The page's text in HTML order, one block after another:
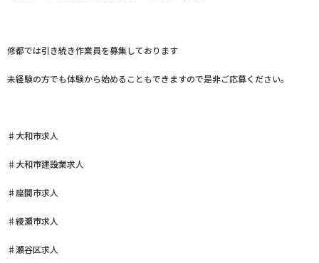
修都では引き続き作業員を募集しております
未経験の方でも体験から始めることもできますので是非ご応募ください。
♯大和市求人
♯大和市建設業求人
♯座間市求人
♯綾瀬市求人
♯瀬谷区求人